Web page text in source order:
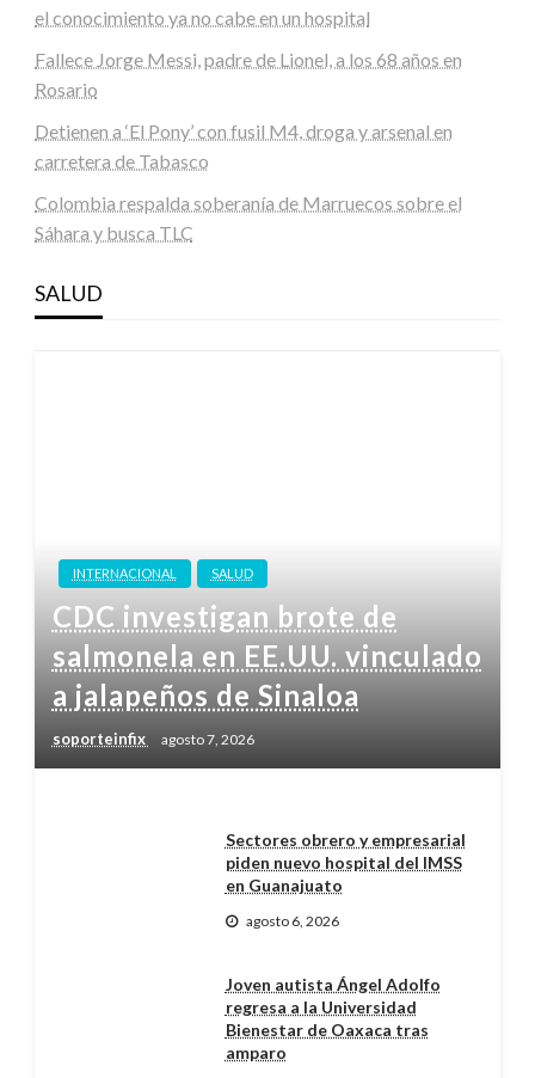
el conocimiento ya no cabe en un hospital
Fallece Jorge Messi, padre de Lionel, a los 68 años en
Rosario
Detienen a ‘El Pony’ con fusil M4, droga y arsenal en
carretera de Tabasco
Colombia respalda soberanía de Marruecos sobre el
Sáhara y busca TLC
SALUD
INTERNACIONAL SALUD
CDC investigan brote de
salmonela en EE.UU. vinculado
a jalapeños de Sinaloa
soporteinfix agosto 7, 2026
Sectores obrero y empresarial
piden nuevo hospital del IMSS
en Guanajuato
agosto 6, 2026
Joven autista Ángel Adolfo
regresa a la Universidad
Bienestar de Oaxaca tras
amparo